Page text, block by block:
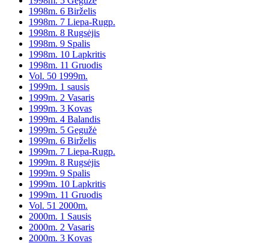
1998m. 6 Birželis
1998m. 7 Liepa-Rugp.
1998m. 8 Rugsėjis
1998m. 9 Spalis
1998m. 10 Lapkritis
1998m. 11 Gruodis
Vol. 50 1999m.
1999m. 1 sausis
1999m. 2 Vasaris
1999m. 3 Kovas
1999m. 4 Balandis
1999m. 5 Gegužė
1999m. 6 Birželis
1999m. 7 Liepa-Rugp.
1999m. 8 Rugsėjis
1999m. 9 Spalis
1999m. 10 Lapkritis
1999m. 11 Gruodis
Vol. 51 2000m.
2000m. 1 Sausis
2000m. 2 Vasaris
2000m. 3 Kovas